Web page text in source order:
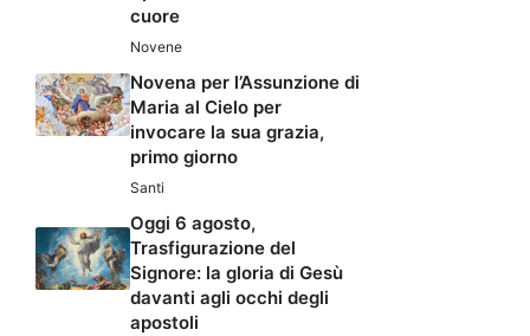
cuore
Novene
Novena per l’Assunzione di
Maria al Cielo per
invocare la sua grazia,
primo giorno
Santi
Oggi 6 agosto,
Trasfigurazione del
Signore: la gloria di Gesù
davanti agli occhi degli
apostoli